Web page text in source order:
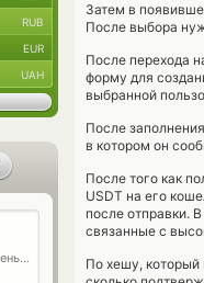
Затем в
После выбора
После перехода
форму для
выбранной
После
в котором он
После того как
USDT на его
после отправки.
связанные с
По хешу, который
RUB
EUR
UAH